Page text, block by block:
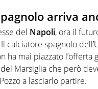
arriva
del Napoli, ora il
calciatore spagnolo
ha mai piazzato
Marsiglia che però
a lasciarlo partire.